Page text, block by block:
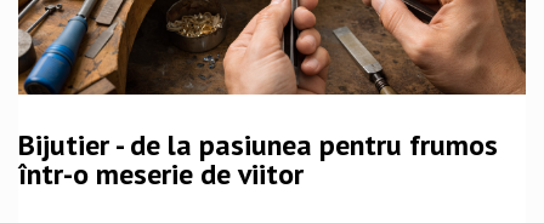
Bijutier - de la pasiunea pentru frumos
într-o meserie de viitor